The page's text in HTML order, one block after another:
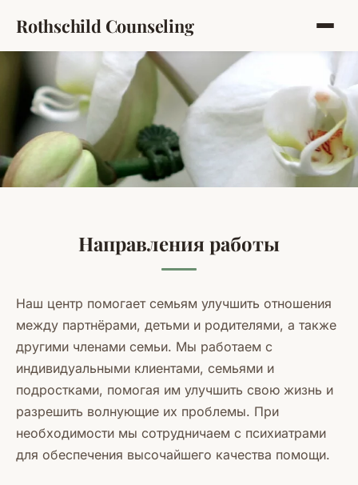
Rothschild Counseling
Направления работы
Наш центр помогает семьям улучшить отношения
между партнёрами, детьми и родителями, а также
другими членами семьи. Мы работаем с
индивидуальными клиентами, семьями и
подростками, помогая им улучшить свою жизнь и
разрешить волнующие их проблемы. При
необходимости мы сотрудничаем с психиатрами
для обеспечения высочайшего качества помощи.